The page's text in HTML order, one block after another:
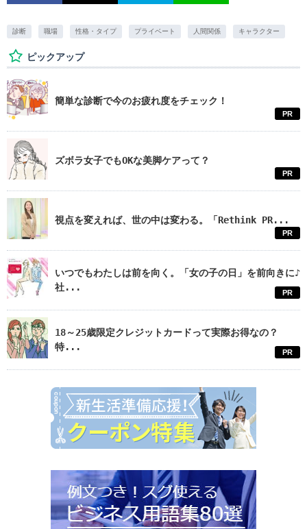
診断 職場 性格・タイプ プライベート 人間関係 キャラクター
ピックアップ
簡単な診断で今のお疲れ度をチェック！
PR
ズボラ女子でもOKな美脚ケアって？
PR
視点を変えれば、世の中は変わる。「Rethink PR...
PR
いつでもわたしは前を向く。「女の子の日」を前向きに♪
社...
PR
18～25歳限定クレジットカードって実際お得なの？
特...
PR